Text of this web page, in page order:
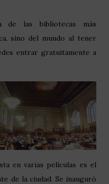
de las bibliotecas más
sino del mundo al tener
entrar gratuitamente a
en varias películas es el
de la ciudad. Se inauguró